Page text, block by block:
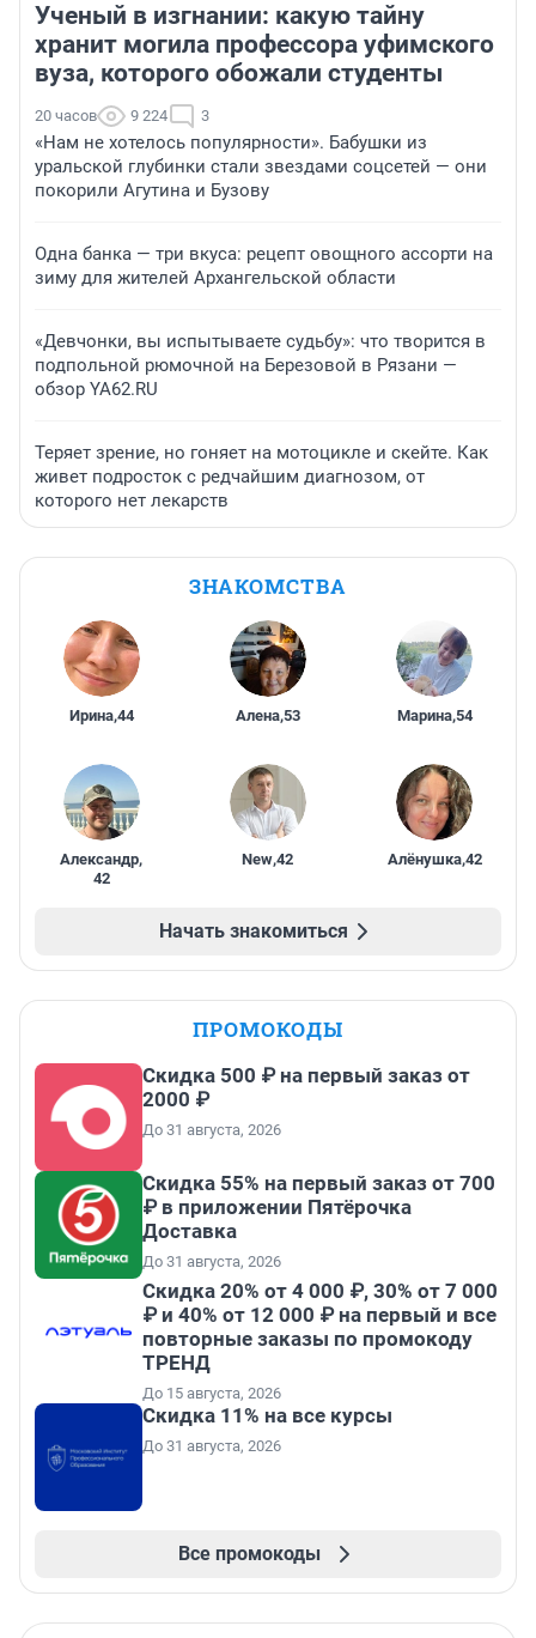
Ученый в изгнании: какую тайну
хранит могила профессора уфимского
вуза, которого обожали студенты
20 часов 9 224 3
«Нам не хотелось популярности». Бабушки из
уральской глубинки стали звездами соцсетей — они
покорили Агутина и Бузову
Одна банка — три вкуса: рецепт овощного ассорти на
зиму для жителей Архангельской области
«Девчонки, вы испытываете судьбу»: что творится в
подпольной рюмочной на Березовой в Рязани —
обзор YA62.RU
Теряет зрение, но гоняет на мотоцикле и скейте. Как
живет подросток с редчайшим диагнозом, от
которого нет лекарств
ЗНАКОМСТВА
Ирина,44 Алена,53 Марина,54
Александр,
42
New,42 Алёнушка,42
Начать знакомиться
ПРОМОКОДЫ
Скидка 500 ₽ на первый заказ от
2000 ₽
До 31 августа, 2026
Скидка 55% на первый заказ от 700
₽ в приложении Пятёрочка
Доставка
До 31 августа, 2026
Скидка 20% от 4 000 ₽, 30% от 7 000
₽ и 40% от 12 000 ₽ на первый и все
повторные заказы по промокоду
ТРЕНД
До 15 августа, 2026
Скидка 11% на все курсы
До 31 августа, 2026
Все промокоды